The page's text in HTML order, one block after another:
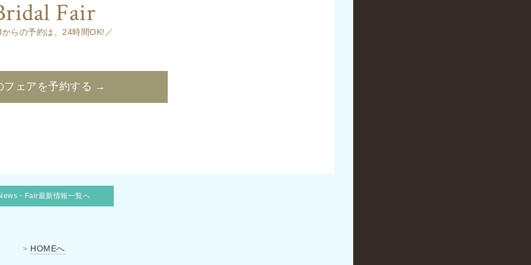
Fair
からの予約は、24時間OK!／
フェアを予約する →
・Fair最新情報一覧へ
HOMEへ